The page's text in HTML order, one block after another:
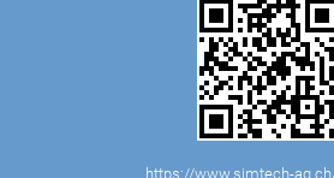
https://www.simtech-